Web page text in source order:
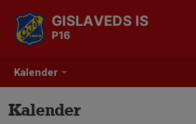
Kalender
GISLAVEDS IS
P16
Kalender